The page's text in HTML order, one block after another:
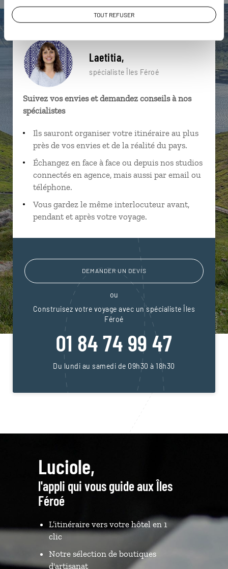
TOUT REFUSER
Laetitia,
spécialiste Îles Féroé
Suivez vos envies et demandez conseils à nos
spécialistes
Ils sauront organiser votre itinéraire au plus
près de vos envies et de la réalité du pays.
Échangez en face à face ou depuis nos studios
connectés en agence, mais aussi par email ou
téléphone.
Vous gardez le même interlocuteur avant,
pendant et après votre voyage.
DEMANDER UN DEVIS
ou
Construisez votre voyage avec un spécialiste Îles
Féroé
01 84 74 99 47
Du lundi au samedi de 09h30 à 18h30
Luciole,
l'appli qui vous guide aux Îles
Féroé
L’itinéraire vers votre hôtel en 1
clic
Notre sélection de boutiques
d'artisanat